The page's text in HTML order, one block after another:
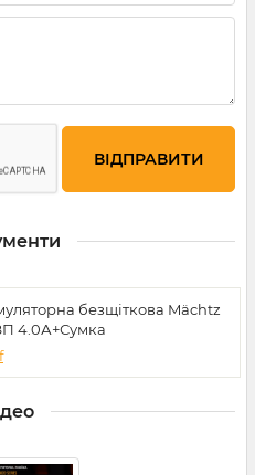
безщіткова Mächtz
4.0А+Сумка